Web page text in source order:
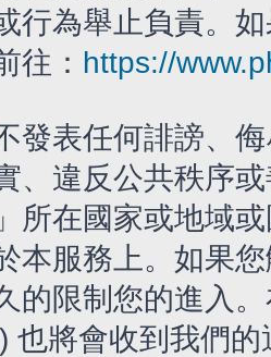
行為舉止負責。
往： https://
發表任何誹謗、
、違反公共秩序
所在國家或地域
本服務上。如果
的限制您的進入
也將會收到我們